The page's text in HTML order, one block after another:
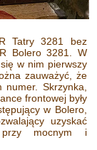
Tatry 3281 bez
Bolero 3281. W
się w nim pierwszy
zauważyć, że
Skrzynka,
frontowej były
w Bolero,
uzyskać
przy mocnym i